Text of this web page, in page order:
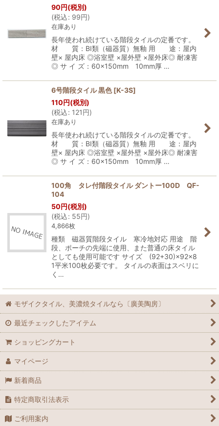
90円(税別)
(税込: 99円)
在庫あり
長年使われ続けている階段タイルの定番です。
材 質：BI類（磁器質）無釉 用 途：屋内
壁× 屋内床 ◎浴室壁 ×屋外壁 ×屋外床◎ 耐凍害
◎ サ イ ズ：60×150mm 10mm厚 …
6号階段タイル 黒色 [K-3S]
110円(税別)
(税込: 121円)
在庫あり
長年使われ続けている階段タイルの定番です。
材 質：BI類（磁器質）無釉 用 途：屋内
壁× 屋内床 ◎浴室壁 ×屋外壁 ×屋外床◎ 耐凍害
◎ サ イ ズ：60×150mm 10mm厚 …
100角 タレ付階段タイル ダントー100D QF-
104
50円(税別)
(税込: 55円)
4,866枚
種類 磁器質階段タイル 寒冷地対応 用途 階
段、ポーチの先端に使用、また普通の床タイル
としても使用可能です サイズ (92+30)×92×8
1平米100枚必要です。 タイルの表面はスベリに
く…
モザイクタイル、美濃焼タイルなら〔廣美陶房〕
最近チェックしたアイテム
ショッピングカート
マイページ
新着商品
特定商取引法表示
ご利用案内